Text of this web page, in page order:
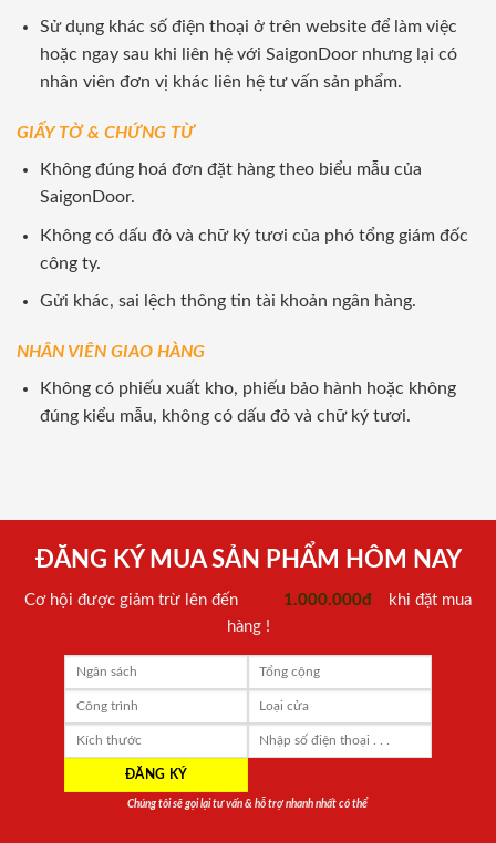
Sử dụng khác số điện thoại ở trên website để làm việc
hoặc ngay sau khi liên hệ với SaigonDoor nhưng lại có
nhân viên đơn vị khác liên hệ tư vấn sản phẩm.
GIẤY TỜ & CHỨNG TỪ
Không đúng hoá đơn đặt hàng theo biểu mẫu của
SaigonDoor.
Không có dấu đỏ và chữ ký tươi của phó tổng giám đốc
công ty.
Gửi khác, sai lệch thông tin tài khoản ngân hàng.
NHÂN VIÊN GIAO HÀNG
Không có phiếu xuất kho, phiếu bảo hành hoặc không
đúng kiểu mẫu, không có dấu đỏ và chữ ký tươi.
ĐĂNG KÝ MUA SẢN PHẨM HÔM NAY
Cơ hội được giảm trừ lên đến 1.000.000đ
khi đặt mua
hàng !
Chúng tôi sẽ gọi lại tư vấn & hỗ trợ nhanh nhất có thể